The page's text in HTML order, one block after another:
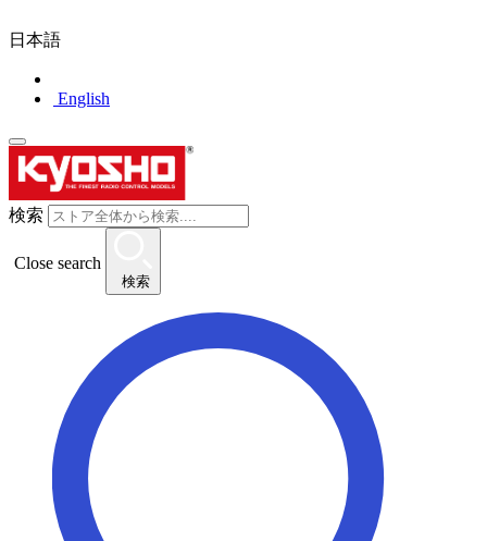
日本語
English
検索
Close search
検索